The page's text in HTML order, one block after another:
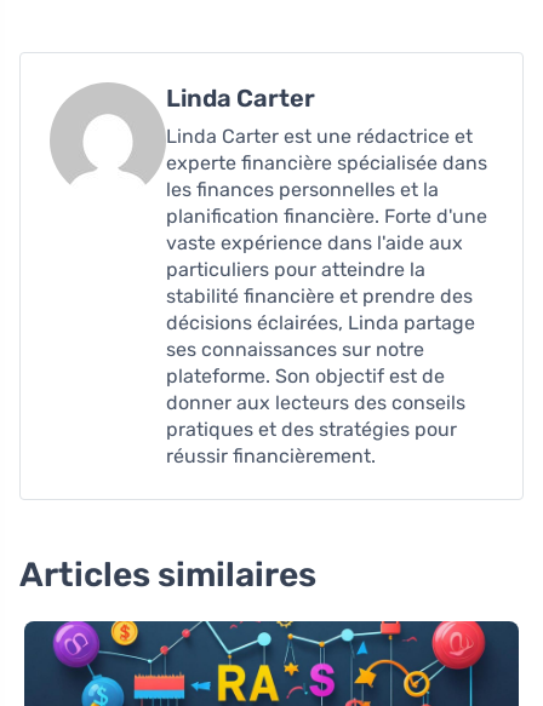
Linda Carter
Linda Carter est une rédactrice et
experte financière spécialisée dans
les finances personnelles et la
planification financière. Forte d'une
vaste expérience dans l'aide aux
particuliers pour atteindre la
stabilité financière et prendre des
décisions éclairées, Linda partage
ses connaissances sur notre
plateforme. Son objectif est de
donner aux lecteurs des conseils
pratiques et des stratégies pour
réussir financièrement.
Articles similaires